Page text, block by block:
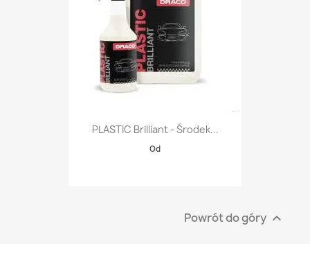
PLASTIC Brilliant - Środek...
Od
Powrót do góry 